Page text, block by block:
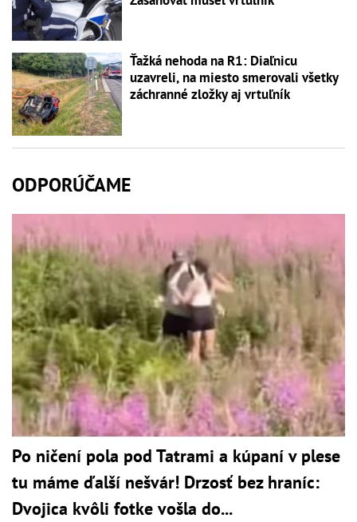
Ťažká nehoda na R1: Diaľnicu
uzavreli, na miesto smerovali všetky
záchranné zložky aj vrtuľník
ODPORÚČAME
Po ničení pola pod Tatrami a kúpaní v plese
tu máme ďalší nešvár! Drzosť bez hraníc:
Dvojica kvôli fotke vošla do...